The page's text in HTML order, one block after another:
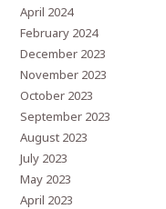
April 2024
February 2024
December 2023
November 2023
October 2023
September 2023
August 2023
July 2023
May 2023
April 2023